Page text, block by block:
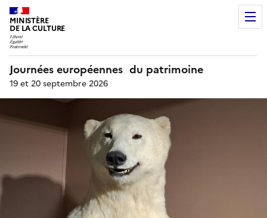
MINISTÈRE
DE LA CULTURE
Journées européennes du patrimoine
19 et 20 septembre 2026